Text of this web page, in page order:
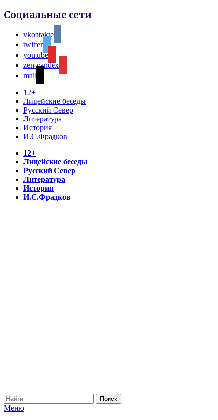
Социальные сети
vkontakte
twitter
youtube
zen-yandex
mail
12+
Лицейские беседы
Русский Север
Литература
История
И.С.Фрадков
12+
Лицейские беседы
Русский Север
Литература
История
И.С.Фрадков
Меню